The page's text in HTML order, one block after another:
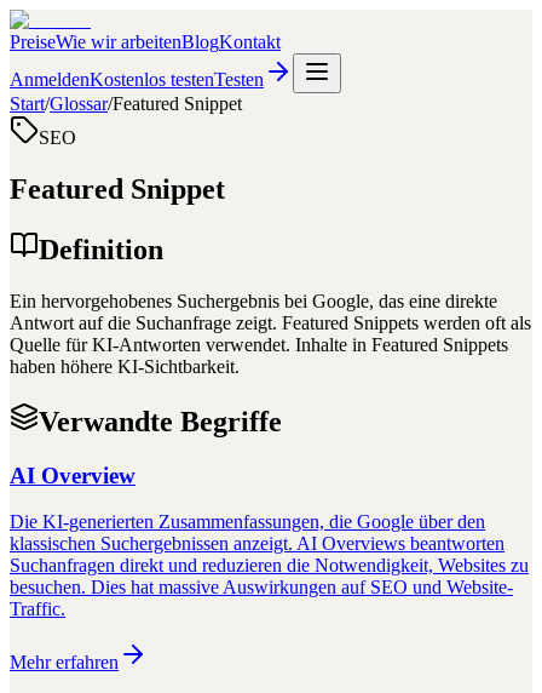
PreiseWie wir arbeitenBlogKontakt
AnmeldenKostenlos testenTesten
Start/Glossar/Featured Snippet
SEO
Featured Snippet
Definition
Ein hervorgehobenes Suchergebnis bei Google, das eine direkte
Antwort auf die Suchanfrage zeigt. Featured Snippets werden oft als
Quelle für KI-Antworten verwendet. Inhalte in Featured Snippets
haben höhere KI-Sichtbarkeit.
Verwandte Begriffe
AI Overview
Die KI-generierten Zusammenfassungen, die Google über den
klassischen Suchergebnissen anzeigt. AI Overviews beantworten
Suchanfragen direkt und reduzieren die Notwendigkeit, Websites zu
besuchen. Dies hat massive Auswirkungen auf SEO und Website-
Traffic.
Mehr erfahren